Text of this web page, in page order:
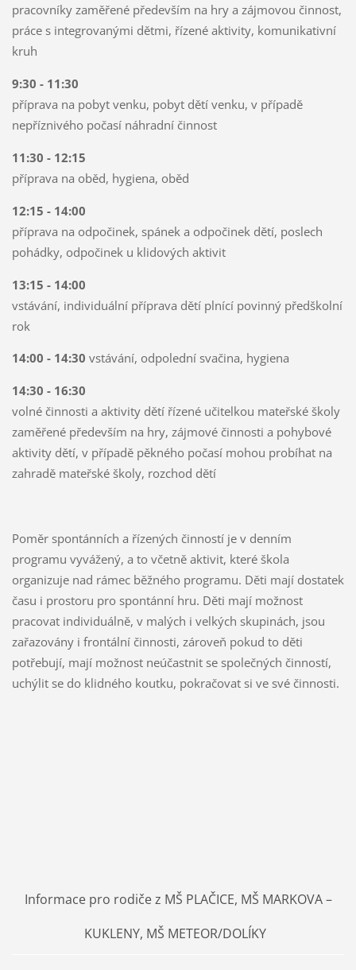
pracovníky zaměřené především na hry a zájmovou činnost,
práce s integrovanými dětmi, řízené aktivity, komunikativní
kruh
9:30 - 11:30
příprava na pobyt venku, pobyt dětí venku, v případě
nepříznivého počasí náhradní činnost
11:30 - 12:15
příprava na oběd, hygiena, oběd
12:15 - 14:00
příprava na odpočinek, spánek a odpočinek dětí, poslech
pohádky, odpočinek u klidových aktivit
13:15 - 14:00
vstávání, individuální příprava dětí plnící povinný předškolní
rok
14:00 - 14:30 vstávání, odpolední svačina, hygiena
14:30 - 16:30
volné činnosti a aktivity dětí řízené učitelkou mateřské školy
zaměřené především na hry, zájmové činnosti a pohybové
aktivity dětí, v případě pěkného počasí mohou probíhat na
zahradě mateřské školy, rozchod dětí
Poměr spontánních a řízených činností je v denním
programu vyvážený, a to včetně aktivit, které škola
organizuje nad rámec běžného programu. Děti mají dostatek
času i prostoru pro spontánní hru. Děti mají možnost
pracovat individuálně, v malých i velkých skupinách, jsou
zařazovány i frontální činnosti, zároveň pokud to děti
potřebují, mají možnost neúčastnit se společných činností,
uchýlit se do klidného koutku, pokračovat si ve své činnosti.
Informace pro rodiče z MŠ PLAČICE, MŠ MARKOVA –
KUKLENY, MŠ METEOR/DOLÍKY